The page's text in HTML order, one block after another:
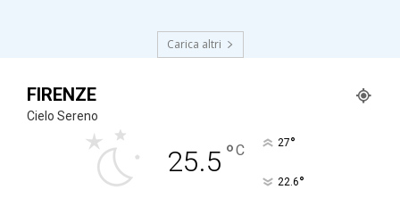
Carica altri
FIRENZE
Cielo Sereno
25.5 °C 27°
22.6°